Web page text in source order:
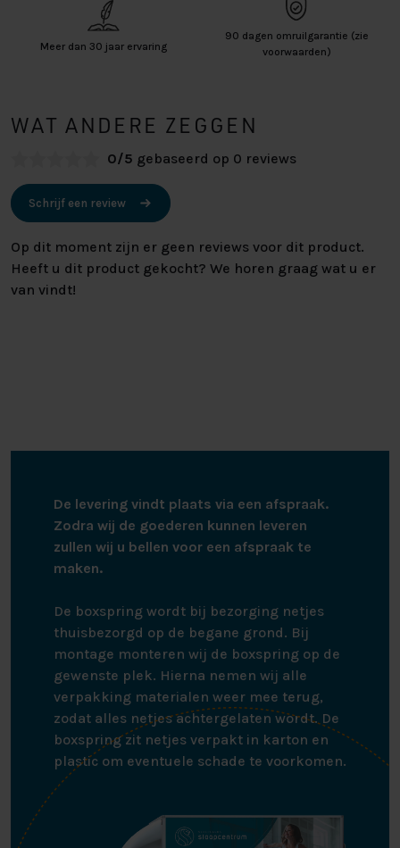
Meer dan 30 jaar ervaring
90 dagen omruilgarantie (zie
voorwaarden)
WAT ANDERE ZEGGEN
0/5 gebaseerd op 0 reviews
Schrijf een review
Op dit moment zijn er geen reviews voor dit product.
Heeft u dit product gekocht? We horen graag wat u er
van vindt!
De levering vindt plaats via een afspraak.
Zodra wij de goederen kunnen leveren
zullen wij u bellen voor een afspraak te
maken.
De boxspring wordt bij bezorging netjes
thuisbezorgd op de begane grond. Bij
montage monteren wij de boxspring op de
gewenste plek. Hierna nemen wij alle
verpakking materialen weer mee terug,
zodat alles netjes achtergelaten wordt. De
boxspring zit netjes verpakt in karton en
plastic om eventuele schade te voorkomen.